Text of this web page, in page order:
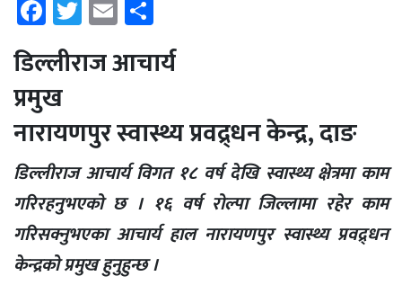
Facebook
Twitter
Email
डिल्लीराज आचार्य
प्रमुख
नारायणपुर स्वास्थ्य प्रवद्र्धन केन्द्र, दाङ
डिल्लीराज आचार्य विगत १८ वर्ष देखि स्वास्थ्य क्षेत्रमा काम
गरिरहनुभएको छ । १६ वर्ष रोल्पा जिल्लामा रहेर काम
गरिसक्नुभएका आचार्य हाल नारायणपुर स्वास्थ्य प्रवद्र्धन
केन्द्रको प्रमुख हुनुहुन्छ ।